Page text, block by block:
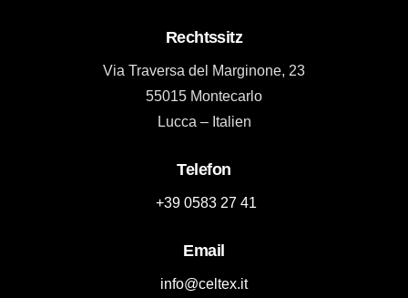
Rechtssitz
Via Traversa del Marginone, 23
55015 Montecarlo
Lucca – Italien
Telefon
+39 0583 27 41
Email
info@celtex.it